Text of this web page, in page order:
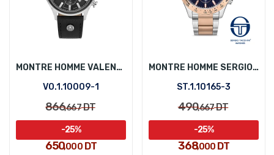
MONTRE HOMME VALENTINO ORLANDI VO.1.10009-1
VO.1.10009-1
866,667DT
650,000DT
-25%
MONTRE HOMME SERGIO TACCHINI ST.1.10165-3
ST.1.10165-3
490,667DT
368,000 DT
-25%